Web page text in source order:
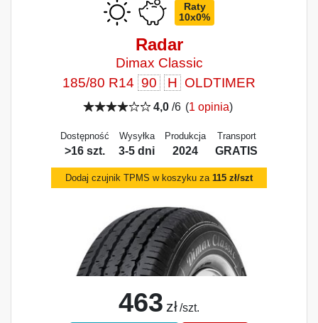
Raty
10x0%
Radar
Dimax Classic
185/80 R14 90 H OLDTIMER
4,0/6 (1 opinia)
Dostępność
>16 szt.
Wysyłka
3-5 dni
Produkcja
2024
Transport
GRATIS
Dodaj czujnik TPMS w koszyku za 115 zł/szt
463 zł /szt.